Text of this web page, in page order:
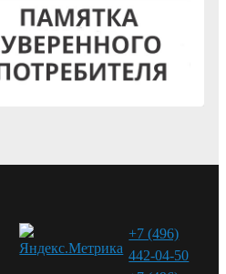
+7 (496)
442-04-50